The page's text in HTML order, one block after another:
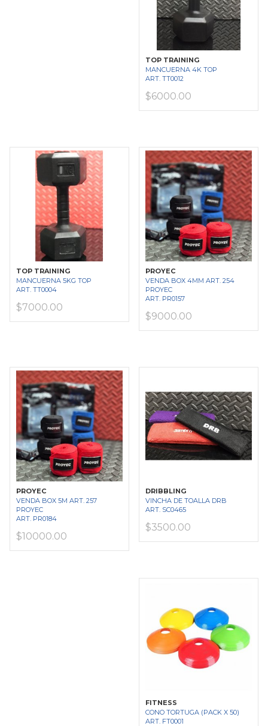
TOP TRAINING
MANCUERNA 4K TOP
ART. TT0012
$6000.00
TOP TRAINING
MANCUERNA 5KG TOP
ART. TT0004
$7000.00
PROYEC
VENDA BOX 4MM ART. 254
PROYEC
ART. PR0157
$9000.00
PROYEC
VENDA BOX 5M ART. 257
PROYEC
ART. PR0184
$10000.00
DRIBBLING
VINCHA DE TOALLA DRB
ART. SC0465
$3500.00
FITNESS
CONO TORTUGA (PACK X 50)
ART. FT0001